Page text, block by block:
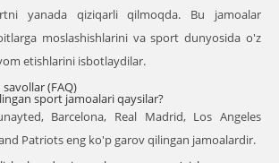
yanada qiziqarli qilmoqda. Bu jamoalar
moslashishlarini va sport dunyosida o'z
etishlarini isbotlaydilar.
(FAQ)
sport jamoalari qaysilar?
Barcelona, Real Madrid, Los Angeles
Patriots eng ko'p garov qilingan jamoalardir.